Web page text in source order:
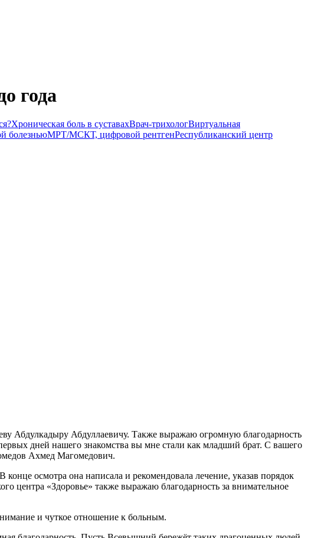
года
Хроническая боль в суставахВрач-трихологВиртуальная
болезньюМРТ/МСКТ, цифровой рентгенРеспубликанский центр
Абдулкадыру Абдуллаевичу. Также выражаю огромную благодарность
дней нашего знакомства вы мне стали как младший брат. С вашего
Ахмед Магомедович.
осмотра она написала и рекомендовала лечение, указав порядок
центра «Здоровье» также выражаю благодарность за внимательное
и чуткое отношение к больным.